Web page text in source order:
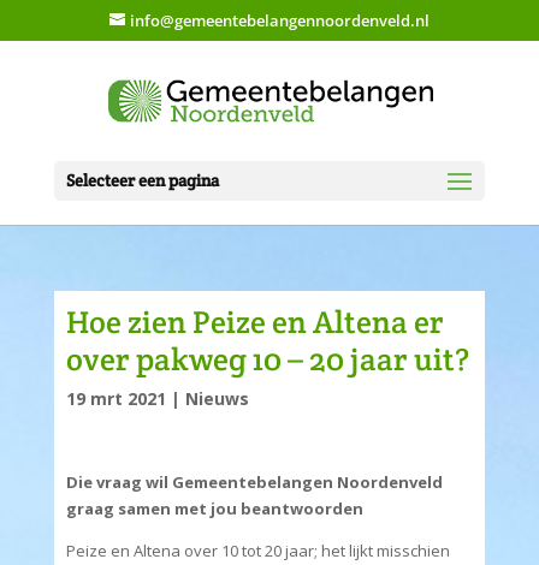
info@gemeentebelangennoordenveld.nl
Selecteer een pagina
Hoe zien Peize en Altena er
over pakweg 10 – 20 jaar uit?
19 mrt 2021 | Nieuws
Die vraag wil Gemeentebelangen Noordenveld
graag samen met jou beantwoorden
Peize en Altena over 10 tot 20 jaar; het lijkt misschien